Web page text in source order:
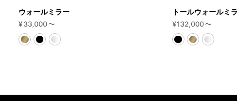
ウォールミラー
¥33,000〜
トールウォールミ
¥132,000〜